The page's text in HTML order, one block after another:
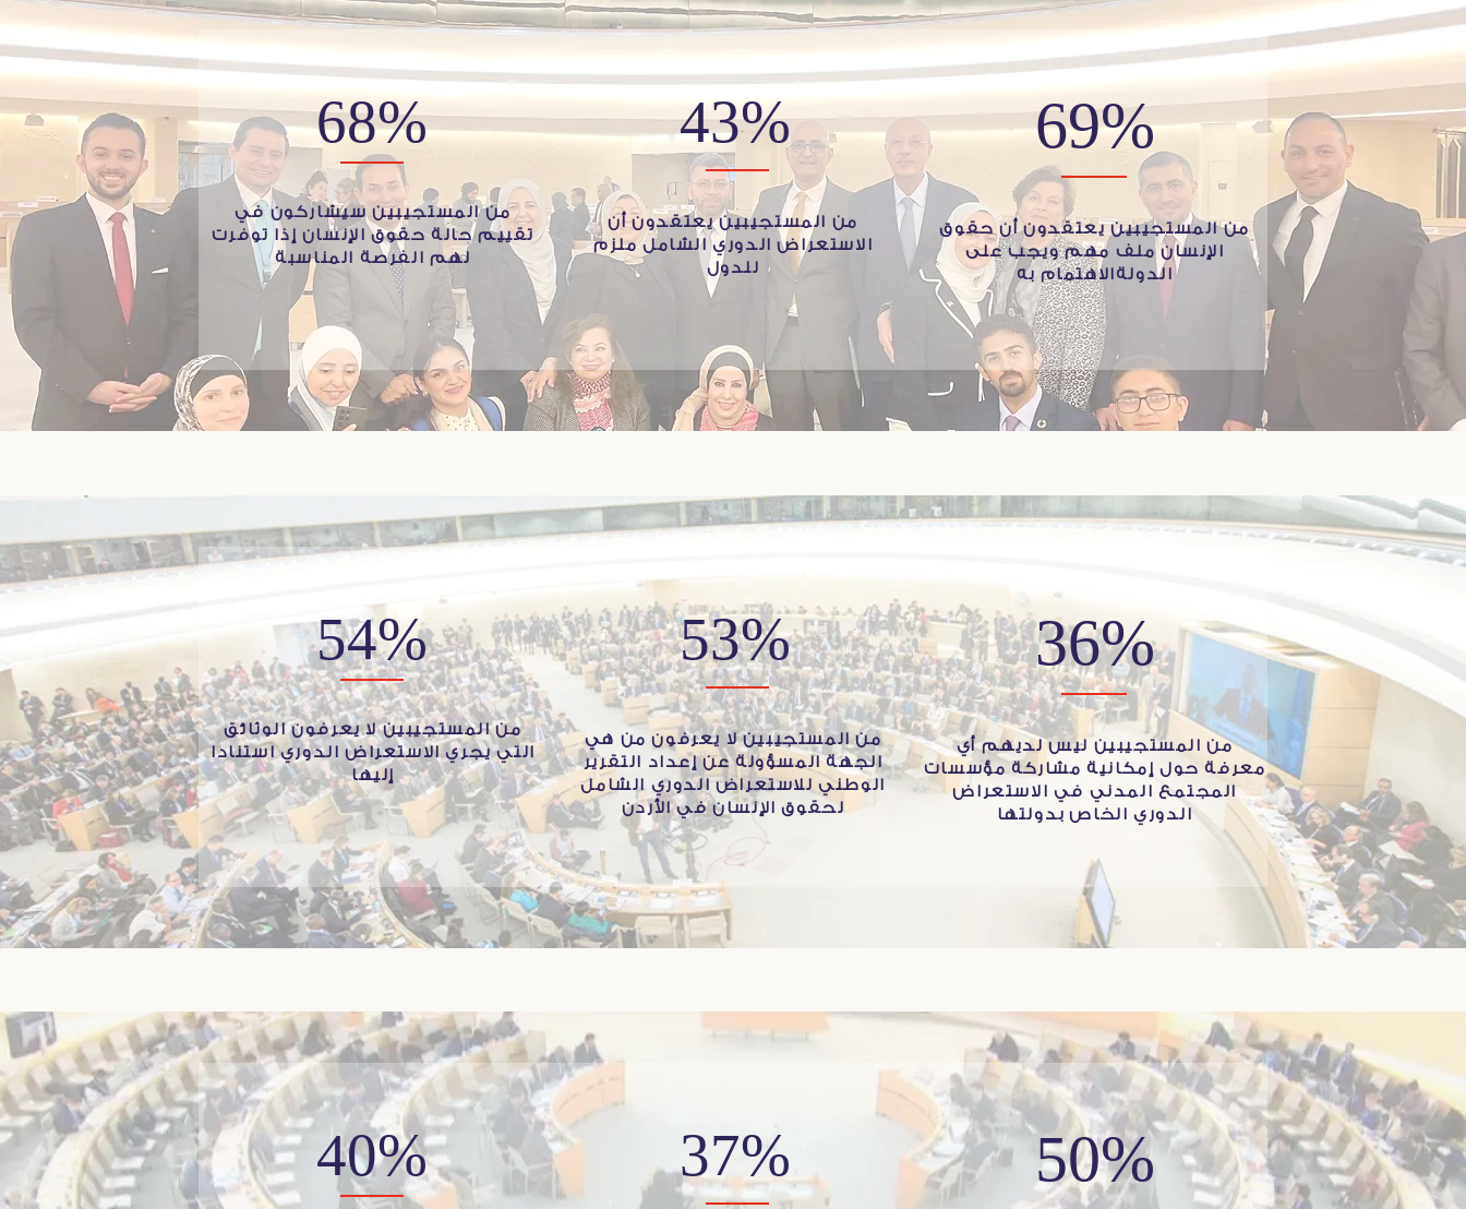
68%
من المستجيبين سيشاركون في
تقييم حالة حقوق الإنسان إذا توفرت
لهم الفرصة المناسبة
43%
من المستجيبين يعتقدون أن
الاستعراض الدوري الشامل ملزم
للدول
69%
من المستجيبين يعتقدون أن حقوق
الإنسان ملف مهم ويجب على
الدولةالاهتمام به
54%
من المستجيبين لا يعرفون الوثائق
التي يجري الاستعراض الدوري استنادا
إليها
53%
من المستجيبين لا يعرفون من هي
الجهة المسؤولة عن إعداد التقرير
الوطني للاستعراض الدوري الشامل
لحقوق الإنسان في الأردن
36%
من المستجيبين ليس لديهم أي
معرفة حول إمكانية مشاركة مؤسسات
المجتمع المدني في الاستعراض
الدوري الخاص بدولتها
40% 37% 50%